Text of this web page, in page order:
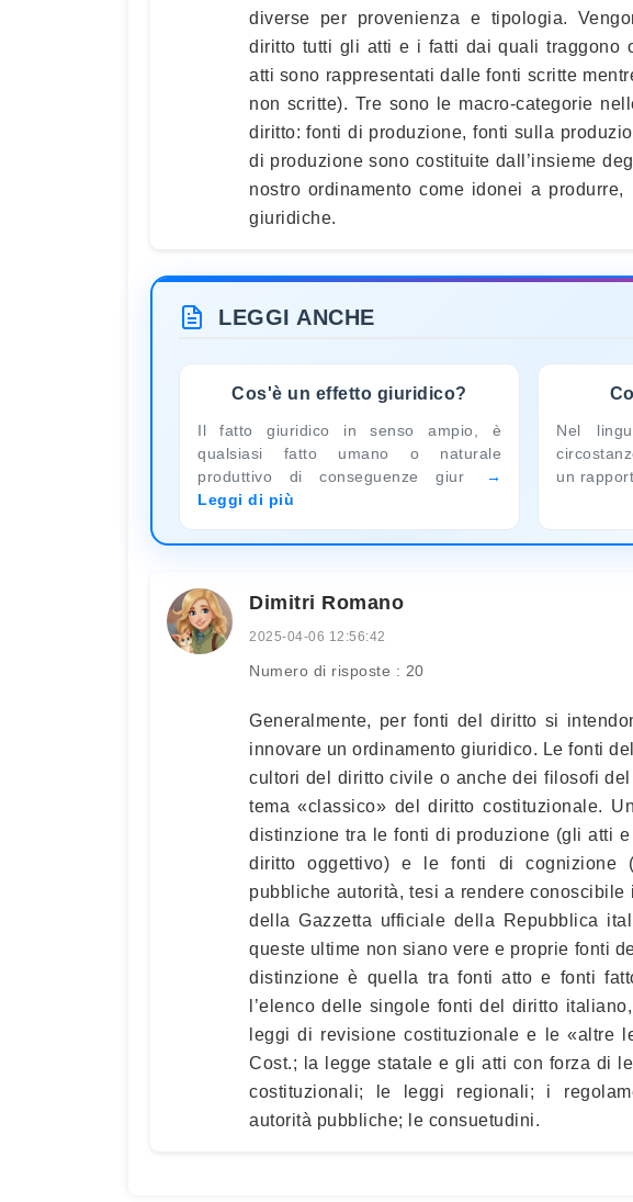
diverse per provenienza e tipologia.
diritto tutti gli atti e i fatti dai quali traggono
atti sono rappresentati dalle fonti scritte
non scritte). Tre sono le macro-categorie
diritto: fonti di produzione, fonti sulla
di produzione sono costituite dall’insieme
nostro ordinamento come idonei a
giuridiche.
LEGGI ANCHE
Cos'è un effetto giuridico?
Il fatto giuridico in senso ampio, è
qualsiasi fatto umano o naturale
produttivo di conseguenze giur
Leggi di più
Nel
un
Dimitri Romano
2025-04-06 12:56:42
Numero di risposte : 20
Generalmente, per fonti del diritto si
innovare un ordinamento giuridico. Le fonti
cultori del diritto civile o anche dei filosofi
tema «classico» del diritto costituzionale.
distinzione tra le fonti di produzione (gli atti
diritto oggettivo) e le fonti di cognizione
pubbliche autorità, tesi a rendere
della Gazzetta ufficiale della Repubblica
queste ultime non siano vere e proprie fonti
distinzione è quella tra fonti atto e fonti
l’elenco delle singole fonti del diritto
leggi di revisione costituzionale e le «altre
Cost.; la legge statale e gli atti con forza di
costituzionali; le leggi regionali; i
autorità pubbliche; le consuetudini.